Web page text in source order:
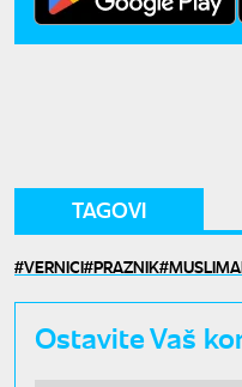
TAGOVI
VERNICI PRAZNIK
Ostavite Vaš